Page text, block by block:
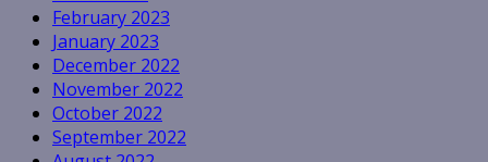
February 2023
January 2023
December 2022
November 2022
October 2022
September 2022